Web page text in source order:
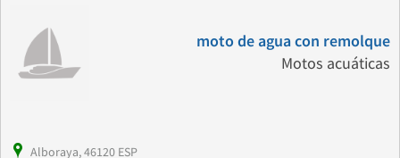
moto de agua con remolque
Motos acuáticas
Alboraya, 46120 ESP